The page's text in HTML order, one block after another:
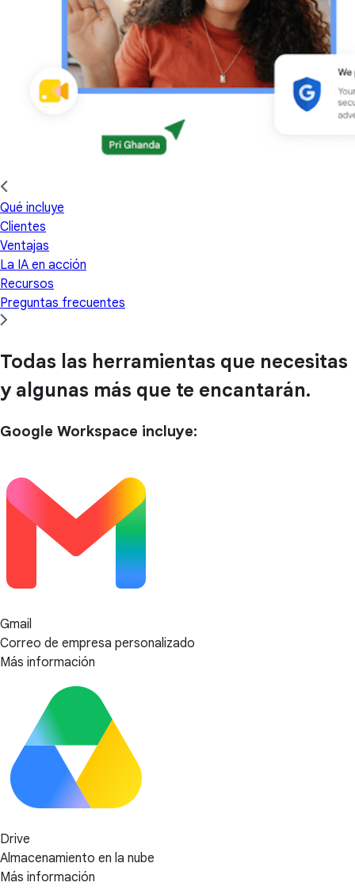
Qué incluye
Clientes
Ventajas
La IA en acción
Recursos
Preguntas frecuentes
Todas las herramientas que necesitas
y algunas más que te encantarán.
Google Workspace incluye:
Gmail
Correo de empresa personalizado
Más información
Drive
Almacenamiento en la nube
Más información